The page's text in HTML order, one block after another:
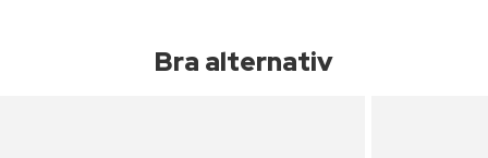
Bra alternativ